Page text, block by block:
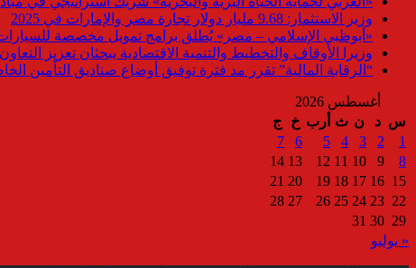
وزير الاستثمار: 9.68 مليار دولار تجارة مصر والإمارات في 2025
«أبوظبي الإسلامي – مصر» يُطلق برامج تمويل مخصصة للسيارات
وزيرا الأوقاف والتخطيط والتنمية الاقتصادية يبحثان تعزيز
“الرقابة المالية” تقرر مد فترة توفيق أوضاع صناديق التأمين الخاصة حتى 31
أغسطس 2026
س د ن ث أرب خ
ج
1
2
3
4
5
6
7
8
9
10
11
12
13
14
15
16
17
18
19
20
21
22
23
24
25
26
27
28
29
30
31
« يوليو